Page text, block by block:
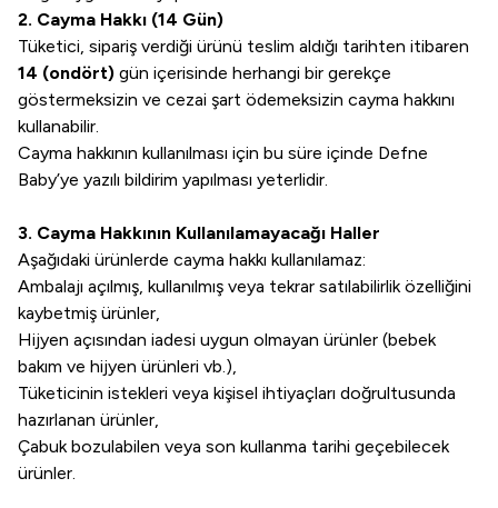
2. Cayma Hakkı (14 Gün)
Tüketici, sipariş verdiği ürünü teslim aldığı tarihten itibaren
14 (ondört) gün içerisinde herhangi bir gerekçe
göstermeksizin ve cezai şart ödemeksizin cayma hakkını
kullanabilir.
Cayma hakkının kullanılması için bu süre içinde Defne
Baby’ye yazılı bildirim yapılması yeterlidir.
3. Cayma Hakkının Kullanılamayacağı Haller
Aşağıdaki ürünlerde cayma hakkı kullanılamaz:
Ambalajı açılmış, kullanılmış veya tekrar satılabilirlik özelliğini
kaybetmiş ürünler,
Hijyen açısından iadesi uygun olmayan ürünler (bebek
bakım ve hijyen ürünleri vb.),
Tüketicinin istekleri veya kişisel ihtiyaçları doğrultusunda
hazırlanan ürünler,
Çabuk bozulabilen veya son kullanma tarihi geçebilecek
ürünler.